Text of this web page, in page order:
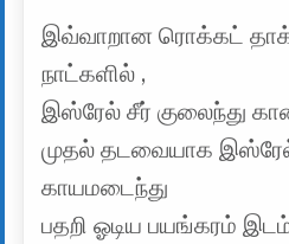
இவ்வாறான ரொக்கட்
நாட்களில் ,
இஸ்ரேல் சீர் குலைந்து
முதல் தடவையாக
காயமடைந்து
பதறி ஓடிய பயங்கரம்